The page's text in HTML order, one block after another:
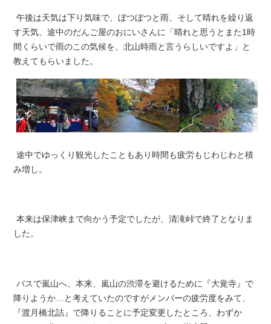
午後は天気は下り気味で、ぼつぼつと雨、そして晴れを繰り返
す天気、途中のだんご屋のおにいさんに「晴れと思うとまた1時
間くらいで雨のこの気候を、北山時雨と言うらしいですよ」と
教えてもらいました。
途中でゆっくり観光したこともあり時間も疲労もじわじわと積
み増し。
本来は保津峡まで向かう予定でしたが、清滝峠で終了となりま
した。
バスで嵐山へ、本来、嵐山の渋滞を避けるために『大覚寺』で
降りようか…と考えていたのですがメンバーの疲労度をみて、
『渡月橋北詰』で降りることに予定変更したところ、わずか